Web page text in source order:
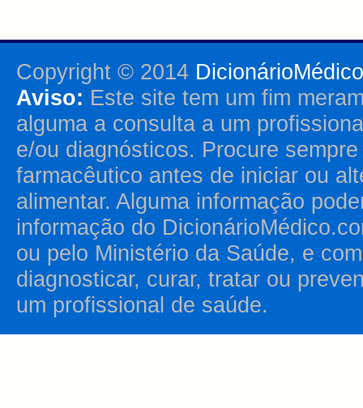
Copyright © 2014
Aviso: Este site tem um fim
alguma a consulta a um
e/ou diagnósticos. Procure
farmacêutico antes de iniciar ou
alimentar. Alguma informação
informação do
ou pelo Ministério da Saúde, e
diagnosticar, curar, tratar ou
um profissional de saúde.